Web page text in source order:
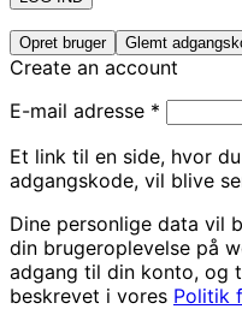
Opret bruger Glemt
Create an account
E-mail adresse *
Et link til en side, hvor
adgangskode, vil blive
Dine personlige data vil
din brugeroplevelse på
adgang til din konto, og
beskrevet i vores Politik